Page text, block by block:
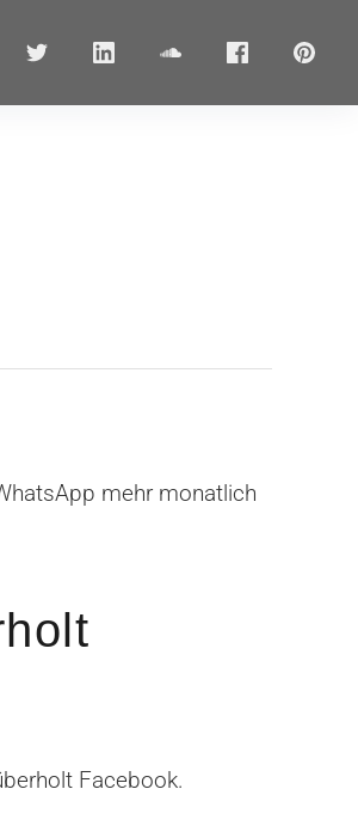
Twitter linkedin soundcloudFacebook
mehr monatlich
Facebook.